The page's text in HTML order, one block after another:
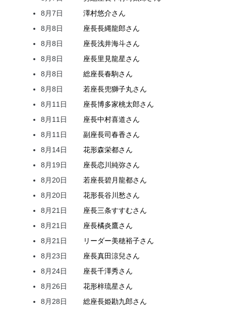
8月7日
澤村悠介さん
8月8日
座長長縄龍郎さん
8月8日
座長浅井海斗さん
8月8日
座長里見龍星さん
8月8日
総座長春駒さん
8月8日
若座長兜獅子丸さん
8月11日
座長博多家桃太郎さん
8月11日
座長中村喜道さん
8月11日
副座長司春香さん
8月14日
花形森栄都さん
8月19日
座長恋川純弥さん
8月20日
若座長碧月龍都さん
8月20日
花形長谷川愁さん
8月21日
座長三条すすむさん
8月21日
座長橘炎鷹さん
8月21日
リーダー美穂裕子さん
8月23日
座長真田涼兒さん
8月24日
座長千澤秀さん
8月26日
花形梓琉星さん
8月28日
総座長姫勘九郎さん